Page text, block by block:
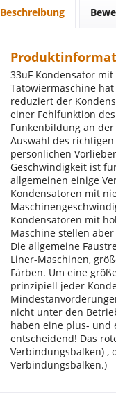
Beschreibung
33uF Kondensator
Tätowiermaschine
reduziert der
einer Fehlfunktion
Funkenbildung an
Auswahl des
persönlichen
Geschwindigkeit ist
allgemeinen einige
Kondensatoren mit
Kondensatoren mit
Maschine stellen
Die allgemeine
Liner-Maschinen,
Färben. Um eine
prinzipiell jeder
nicht unter den
haben eine plus- und
entscheidend! Das
Verbindungsbalken) ,
Verbindungsbalken.)